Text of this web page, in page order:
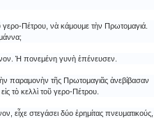
Πέτρου, νὰ κάμουμε τὴν Πρωτομαγιά.
Ἡ πονεμένη γυνὴ ἐπένευσεν.
παραμονὴν τῆς Πρωτομαγιᾶς ἀνεβίβασαν
τὸ κελλὶ τοῦ γερο-Πέτρου.
εἶχε στεγάσει δύο ἐρημίτας πνευματικούς,